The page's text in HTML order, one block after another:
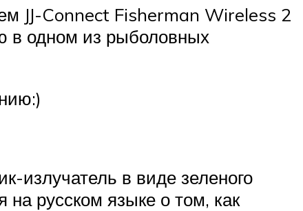
JJ-Connect Fisherman Wireless 2
в одном из рыболовных
излучатель в виде зеленого
на русском языке о том, как